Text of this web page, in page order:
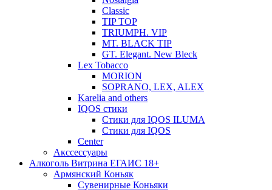
Classic
TIP TOP
TRIUMPH. VIP
MT. BLACK TIP
GT. Elegant. New Bleck
Lex Tobacco
MORION
SOPRANO, LEX, ALEX
Karelia and others
IQOS стики
Стики для IQOS ILUMA
Стики для IQOS
Сenter
Акссессуары
Алкоголь Витрина ЕГАИС 18+
Армянский Коньяк
Сувенирные Коньяки